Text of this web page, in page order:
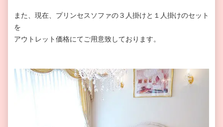
また、現在、プリンセスソファの３人掛けと１人掛けのセット
を
アウトレット価格にてご用意致しております。